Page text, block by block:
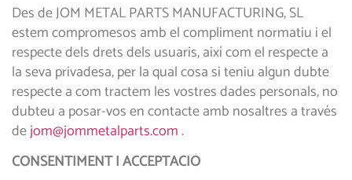
Des de JOM METAL PARTS MANUFACTURING, SL
estem compromesos amb el compliment normatiu i el
respecte dels drets dels usuaris, així com el respecte a
la seva privadesa, per la qual cosa si teniu algun dubte
respecte a com tractem les vostres dades personals, no
dubteu a posar-vos en contacte amb nosaltres a través
dejom@jommetalparts.com.
CONSENTIMENT I ACCEPTACIÓ